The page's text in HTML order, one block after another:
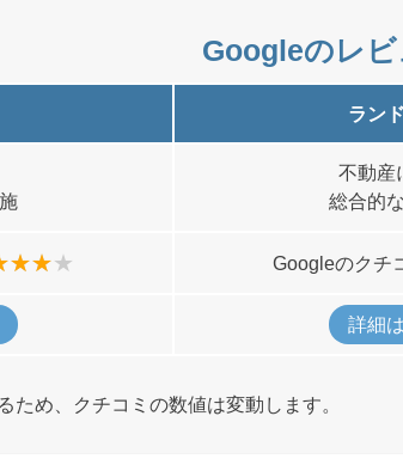
Googleのレ
ラン
不動産
総合的
Googleのクチ
詳細
め、クチコミの数値は変動します。